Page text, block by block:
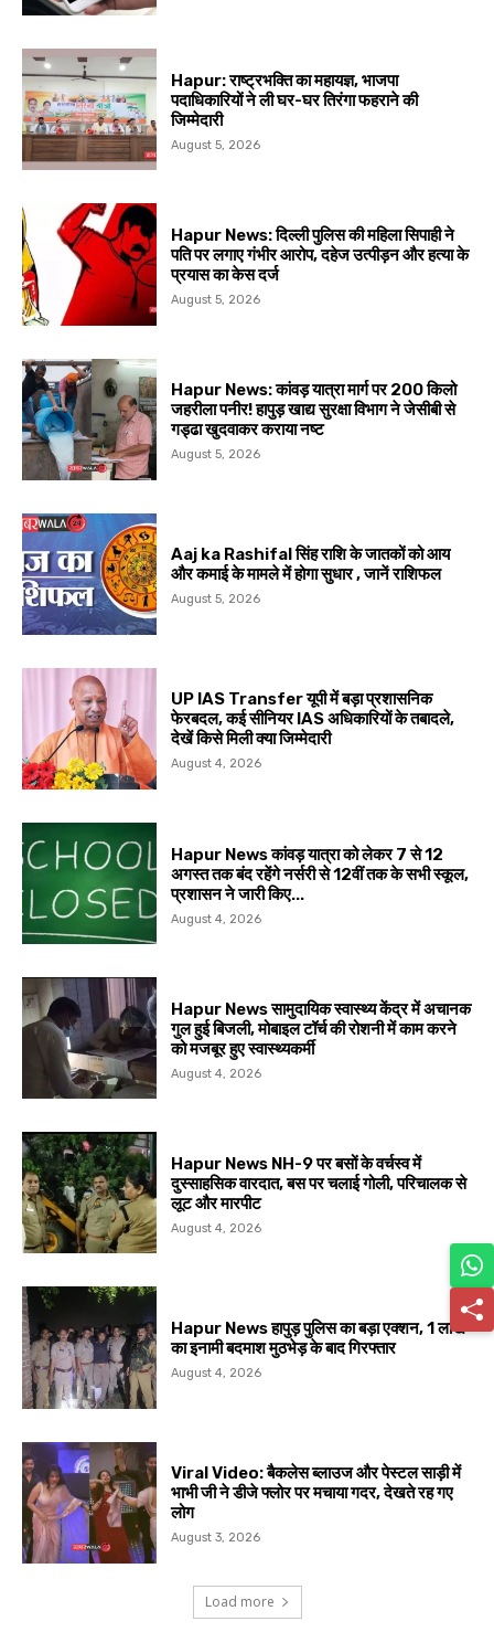
Hapur: राष्ट्रभक्ति का महायज्ञ, भाजपा
पदाधिकारियों ने ली घर-घर तिरंगा फहराने की
जिम्मेदारी
August 5, 2026
Hapur News: दिल्ली पुलिस की महिला सिपाही ने
पति पर लगाए गंभीर आरोप, दहेज उत्पीड़न और हत्या के
प्रयास का केस दर्ज
August 5, 2026
Hapur News: कांवड़ यात्रा मार्ग पर 200 किलो
जहरीला पनीर! हापुड़ खाद्य सुरक्षा विभाग ने जेसीबी से
गड्ढा खुदवाकर कराया नष्ट
August 5, 2026
Aaj ka Rashifal सिंह राशि के जातकों को आय
और कमाई के मामले में होगा सुधार , जानें राशिफल
August 5, 2026
UP IAS Transfer यूपी में बड़ा प्रशासनिक
फेरबदल, कई सीनियर IAS अधिकारियों के तबादले,
देखें किसे मिली क्या जिम्मेदारी
August 4, 2026
Hapur News कांवड़ यात्रा को लेकर 7 से 12
अगस्त तक बंद रहेंगे नर्सरी से 12वीं तक के सभी स्कूल,
प्रशासन ने जारी किए...
August 4, 2026
Hapur News सामुदायिक स्वास्थ्य केंद्र में अचानक
गुल हुई बिजली, मोबाइल टॉर्च की रोशनी में काम करने
को मजबूर हुए स्वास्थ्यकर्मी
August 4, 2026
Hapur News NH-9 पर बसों के वर्चस्व में
दुस्साहसिक वारदात, बस पर चलाई गोली, परिचालक से
लूट और मारपीट
August 4, 2026
Hapur News हापुड़ पुलिस का बड़ा एक्शन, 1 लाख
का इनामी बदमाश मुठभेड़ के बाद गिरफ्तार
August 4, 2026
Viral Video: बैकलेस ब्लाउज और पेस्टल साड़ी में
भाभी जी ने डीजे फ्लोर पर मचाया गदर, देखते रह गए
लोग
August 3, 2026
Load more